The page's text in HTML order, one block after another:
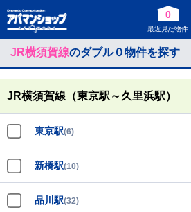
0
最近見た物件
JR横須賀線のダブル０物件を探す
JR横須賀線（東京駅～久里浜駅）
東京駅(6)
新橋駅(10)
品川駅(32)